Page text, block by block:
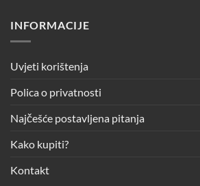
INFORMACIJE
Uvjeti korištenja
Polica o privatnosti
Najčešće postavljena pitanja
Kako kupiti?
Kontakt